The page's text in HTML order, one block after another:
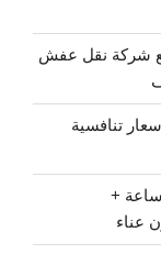
شركة نقل عفش
24 ساعة بأسعار تنافسية
دينا تشيل اثاث مستعمل بالرياض 7 أيام / 24 ساعة +
عناء